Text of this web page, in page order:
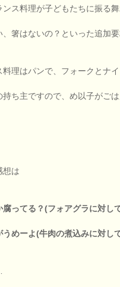
ス料理が子どもたちに振る舞
、箸はないの？といった追加
理はパンで、フォークとナイ
持ち主ですので、め以子がご
想は
腐ってる？(フォアグラに対し
うめーよ(牛肉の煮込みに対し